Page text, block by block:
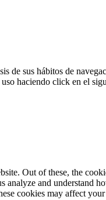
de sus hábitos de
haciendo click en el
Out of these, the
and
cookies may affect